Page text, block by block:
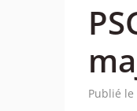
Publié le